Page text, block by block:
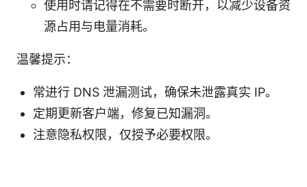
使用时请记得在不需要时断开，以减少设备资
源占用与电量消耗。
温馨提示：
常进行 DNS 泄漏测试，确保未泄露真实 IP。
定期更新客户端，修复已知漏洞。
注意隐私权限，仅授予必要权限。